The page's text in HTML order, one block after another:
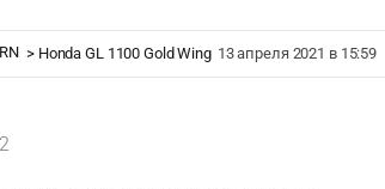
> Honda GL 1100 Gold Wing 13 апреля 2021 в 15:59
2